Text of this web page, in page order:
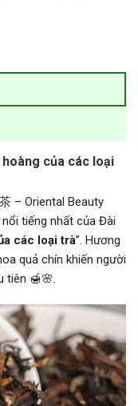
của các loại
– Oriental Beauty
nổi tiếng nhất của Đài
các loại trà”. Hương
quả chín khiến người
tiên 🍯🌸.